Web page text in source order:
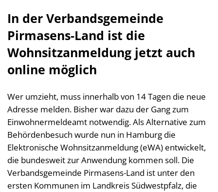
In der Verbandsgemeinde
Pirmasens-Land ist die
Wohnsitzanmeldung jetzt auch
online möglich
Wer umzieht, muss innerhalb von 14 Tagen die neue
Adresse melden. Bisher war dazu der Gang zum
Einwohnermeldeamt notwendig. Als Alternative zum
Behördenbesuch wurde nun in Hamburg die
Elektronische Wohnsitzanmeldung (eWA) entwickelt,
die bundesweit zur Anwendung kommen soll. Die
Verbandsgemeinde Pirmasens-Land ist unter den
ersten Kommunen im Landkreis Südwestpfalz, die